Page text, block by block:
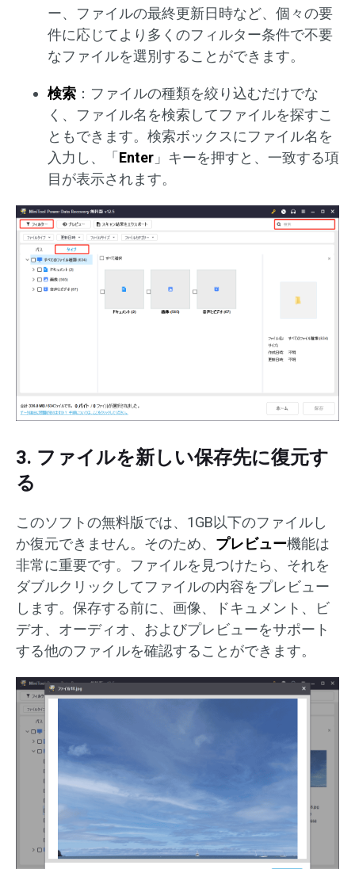
ー、ファイルの最終更新日時など、個々の要
件に応じてより多くのフィルター条件で不要
なファイルを選別することができます。
検索 ：ファイルの種類を絞り込むだけでな
く、ファイル名を検索してファイルを探すこ
ともできます。検索ボックスにファイル名を
入力し、「 Enter 」キーを押すと、一致する項
目が表示されます。
3. ファイルを新しい保存先に復元す
る
このソフトの無料版では、1GB以下のファイルし
か復元できません。そのため、 プレビュー機能は
非常に重要です。ファイルを見つけたら、それを
ダブルクリックしてファイルの内容をプレビュー
します。保存する前に、画像、ドキュメント、ビ
デオ、オーディオ、およびプレビューをサポート
する他のファイルを確認することができます。